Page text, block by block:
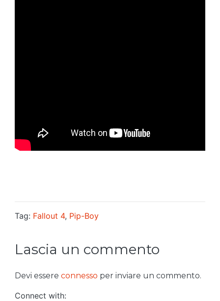
Tag: Fallout 4, Pip-Boy
Lascia un commento
Devi essere connesso per inviare un commento.
Connect with: